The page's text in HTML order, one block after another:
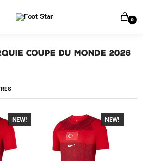
0
Coupe du Monde 2026
-40%
NEW! -40%
NEW!